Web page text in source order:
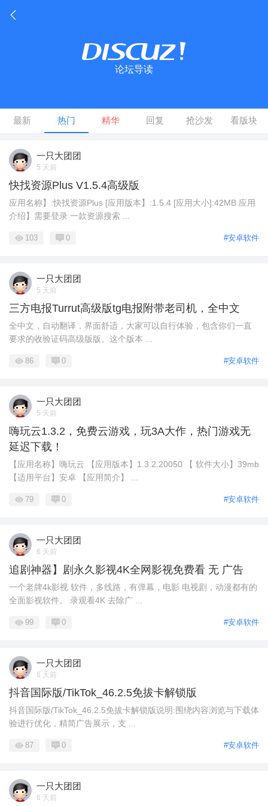
论坛导读
最新 热门 精华 回复 抢沙发 看版块
一只大团团
5 天前
快找资源Plus V1.5.4高级版
应用名称】:快找资源Plus [应用版本】:1.5.4 [应用大小]:42MB 应用
介绍】需要登录 一款资源搜索 ...
#安卓软件
103 0
一只大团团
5 天前
三方电报Turrut高级版tg电报附带老司机，全中文
全中文，自动翻译，界面舒适，大家可以自行体验，包含你们一直
要求的收验证码高级版版。这个版本 ...
#安卓软件
86 0
一只大团团
5 天前
嗨玩云1.3.2，免费云游戏，玩3A大作，热门游戏无
延迟下载！
【应用名称】嗨玩云 【应用版本】1.3.2.20050 【 软件大小】39mb
【适用平台】安卓 【应用简介】 ...
#安卓软件
79 0
一只大团团
6 天前
追剧神器】剧永久影视4K全网影视免费看 无 广告
一个老牌4k影视 软件，多线路，有弹幕，电影 电视剧，动漫都有的
全面影视软件。 录观看4K 去除广 ...
#安卓软件
99 0
一只大团团
6 天前
抖音国际版/TikTok_46.2.5免拔卡解锁版
抖音国际版/TikTok_46.2.5免拔卡解锁版说明:围绕内容浏览与下载体
验进行优化，精简广告展示，支 ...
#安卓软件
87 0
一只大团团
6 天前